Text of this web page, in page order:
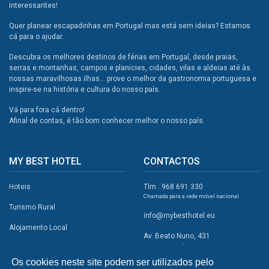
Os cookies neste site podem ser utilizados pelo
interessantes!
Quer planear escapadinhas em Portugal mas está sem ideias? Estamos
cá para o ajudar.
Descubra os melhores destinos de férias em Portugal, desde praias,
serras e montanhas, campos e planicies, cidades, vilas e aldeias até às
nossas maravilhosas ilhas... prove o melhor da gastronomia portuguesa e
inspire-se na história e cultura do nosso país.
Vá para fora cá dentro!
Afinal de contas, é tão bom conhecer melhor o nosso país.
MY BEST HOTEL
Hoteis
Turismo Rural
Alojamento Local
CONTACTOS
Tlm.: 968 691 330
Chamada para a rede móvel nacional
info@mybesthotel.eu
Av. Beato Nuno, 431